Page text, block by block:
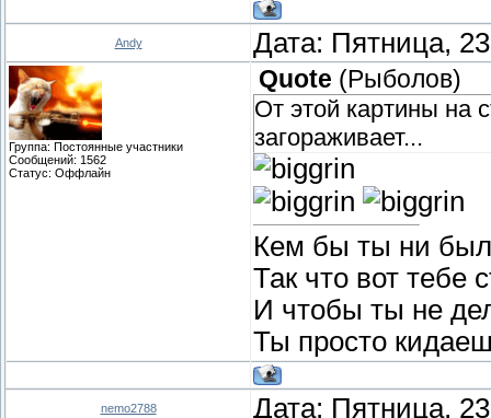
Andy Дата: Пятница,
Группа: Постоянные участники
Сообщений: 1562
Статус: Оффлайн
Quote (Рыболов)
От этой картины на
загораживает...
Кем бы ты ни
Так что вот тебе
И чтобы ты не
Ты просто
nemo2788 Дата: Пятница,